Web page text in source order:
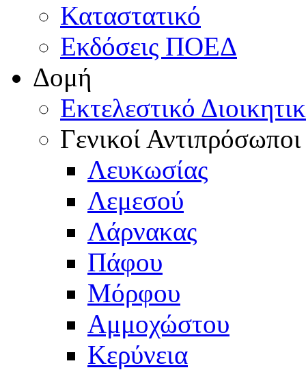
Καταστατικό
Εκδόσεις ΠΟΕΔ
Δομή
Εκτελεστικό
Γενικοί Αντιπρόσωποι
Λευκωσίας
Λεμεσού
Λάρνακας
Πάφου
Μόρφου
Αμμοχώστου
Κερύνεια